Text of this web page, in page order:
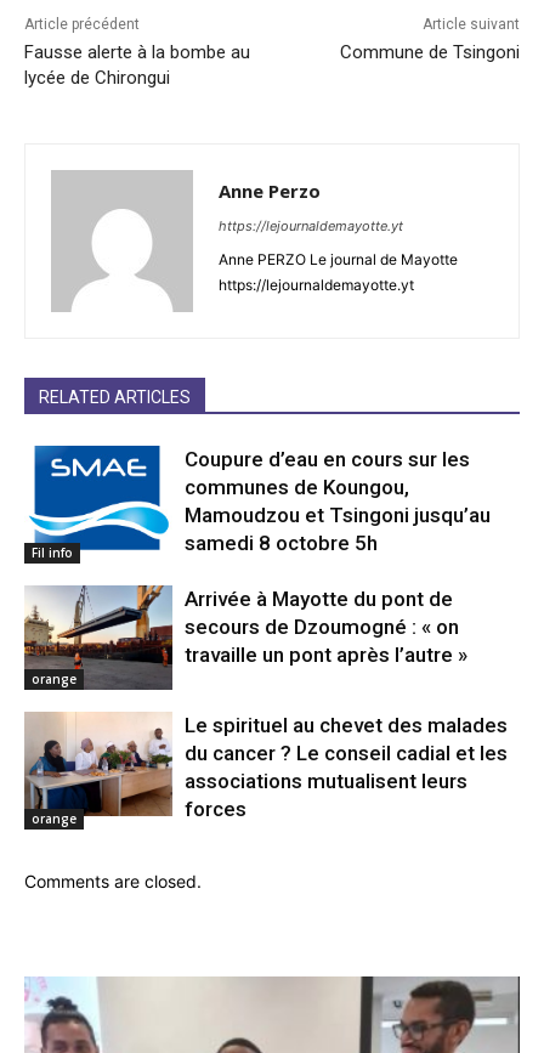
Article précédent
Fausse alerte à la bombe au
lycée de Chirongui
Article suivant
Commune de Tsingoni
Anne Perzo
https://lejournaldemayotte.yt
Anne PERZO Le journal de Mayotte
https://lejournaldemayotte.yt
RELATED ARTICLES
Fil info
Coupure d’eau en cours sur les
communes de Koungou,
Mamoudzou et Tsingoni jusqu’au
samedi 8 octobre 5h
orange
Arrivée à Mayotte du pont de
secours de Dzoumogné : « on
travaille un pont après l’autre »
orange
Le spirituel au chevet des malades
du cancer ? Le conseil cadial et les
associations mutualisent leurs
forces
Comments are closed.